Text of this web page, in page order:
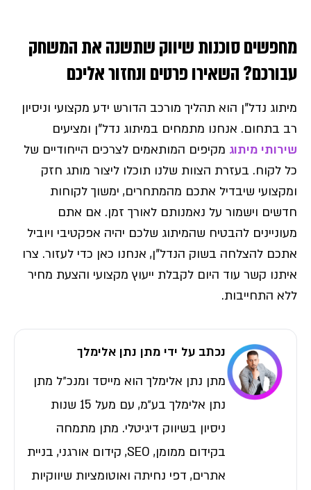
מחפשים סוכנות שיווק שתשנה את המשחק
עבורכם? השאירו פרטים ונחזור אליכם
מיתוג נדל"ן הוא תהליך מורכב הדורש ידע מקצועי וניסיון
רב בתחום. אנחנו מתמחים במיתוג נדל"ן ומציעים
שירותי מיתוג מקיפים המותאמים לצרכים הייחודיים של
כל לקוח. בעזרת הצוות שלנו תוכלו ליצור מותג חזק
ומקצועי שיבדיל אתכם מהמתחרים, ימשוך לקוחות
חדשים וישמור על נאמנותם לאורך זמן. אם אתם
מעוניינים להבטיח שהמיתוג שלכם יהיה אפקטיבי ויוביל
אתכם להצלחה בשוק הנדל"ן, אנחנו כאן כדי לעזור. צרו
איתנו קשר עוד היום לקבלת ייעוץ מקצועי והצעת מחיר
ללא התחייבות.
נכתב על ידי מתן נתן אלימלך
מתן נתן אלימלך הוא מייסד ומנכ״ל מתן
נתן אלימלך בע״מ, עם מעל 15 שנות
ניסיון בשיווק דיגיטלי. מתן מתמחה
בקידום ממומן, SEO, קידום אורגני, בניית
אתרים, דפי נחיתה ואוטומציות שיווקיות